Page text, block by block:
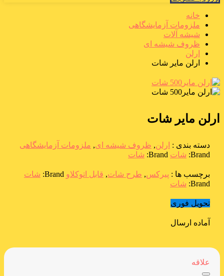
خانه
ملزومات آزمایشگاهی
شیشه آلات
ظروف شیشه ای
ارلن
ارلن مایر شات
ارلن مایر شات
دسته بندی : ارلن, ظروف شیشه ای, ملزومات آزمایشگاهی
Brand: شات Brand: شات
برچسب ها : پیرکس, طرح شات, قابل اتوکلاو Brand: شات
Brand: شات
تحویل فوری
آماده ارسال
علاقه